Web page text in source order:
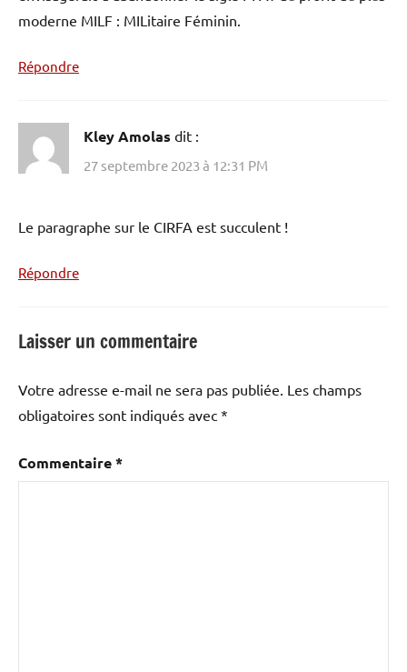
moderne MILF : MILitaire Féminin.
Répondre
Kley Amolas dit :
27 septembre 2023 à 12:31 PM
Le paragraphe sur le CIRFA est succulent !
Répondre
Laisser un commentaire
Votre adresse e-mail ne sera pas publiée. Les champs
obligatoires sont indiqués avec *
Commentaire*